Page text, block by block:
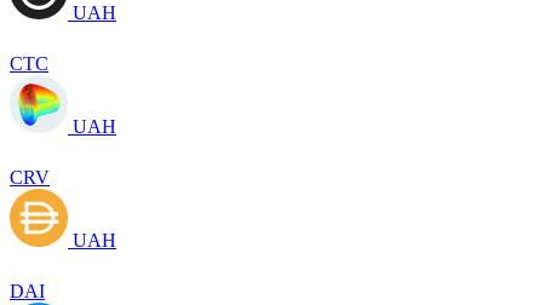
UAH
CTC
UAH
CRV
UAH
DAI